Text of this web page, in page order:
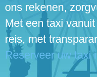
ons rekenen,
Met een taxi
reis, met
Reserveer uw taxi